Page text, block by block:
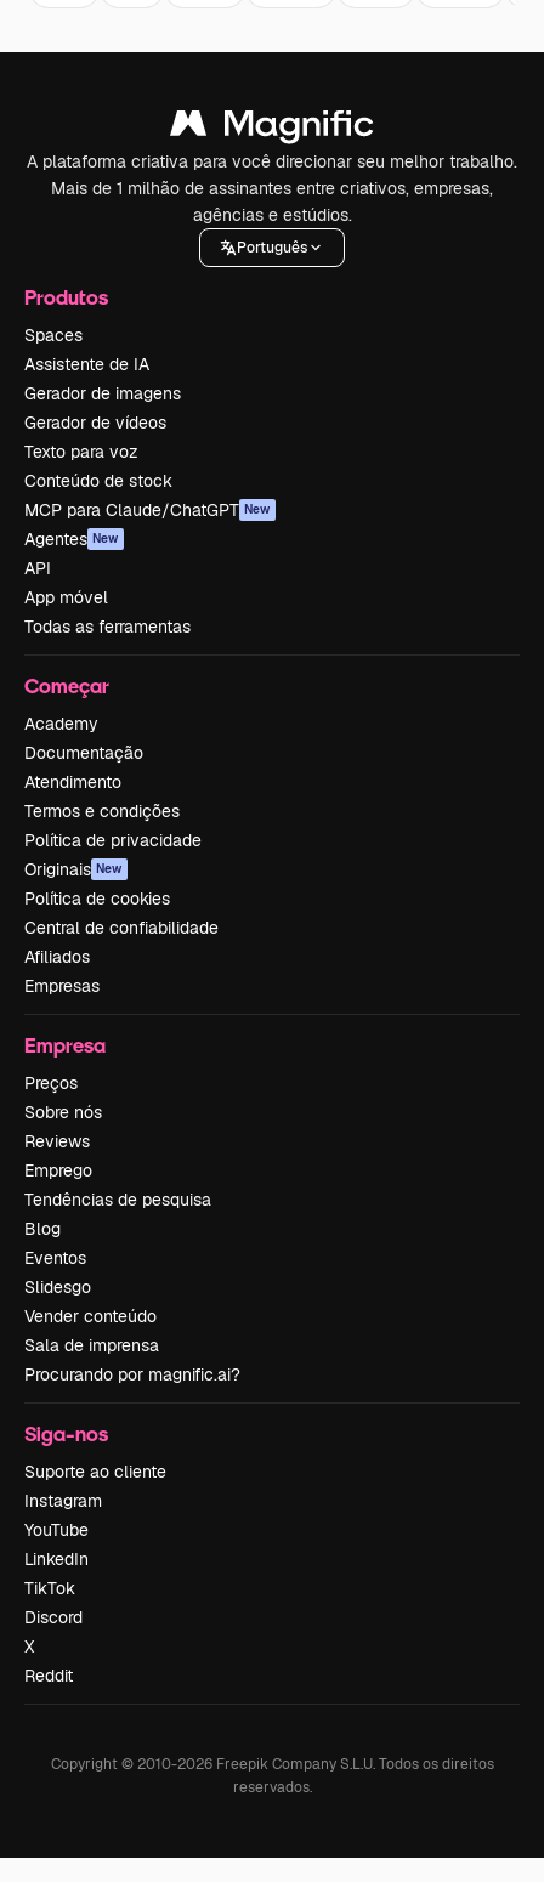
A plataforma criativa para você direcionar seu melhor trabalho.
Mais de 1 milhão de assinantes entre criativos, empresas,
agências e estúdios.
Português
Produtos
Spaces
Assistente de IA
Gerador de imagens
Gerador de vídeos
Texto para voz
Conteúdo de stock
MCP para Claude/ChatGPT New
Agentes New
API
App móvel
Todas as ferramentas
Começar
Academy
Documentação
Atendimento
Termos e condições
Política de privacidade
Originais New
Política de cookies
Central de confiabilidade
Afiliados
Empresas
Empresa
Preços
Sobre nós
Reviews
Emprego
Tendências de pesquisa
Blog
Eventos
Slidesgo
Vender conteúdo
Sala de imprensa
Procurando por magnific.ai?
Siga-nos
Suporte ao cliente
Instagram
YouTube
LinkedIn
TikTok
Discord
X
Reddit
Copyright © 2010-2026Freepik Company S.L.U. Todos os direitos
reservados.